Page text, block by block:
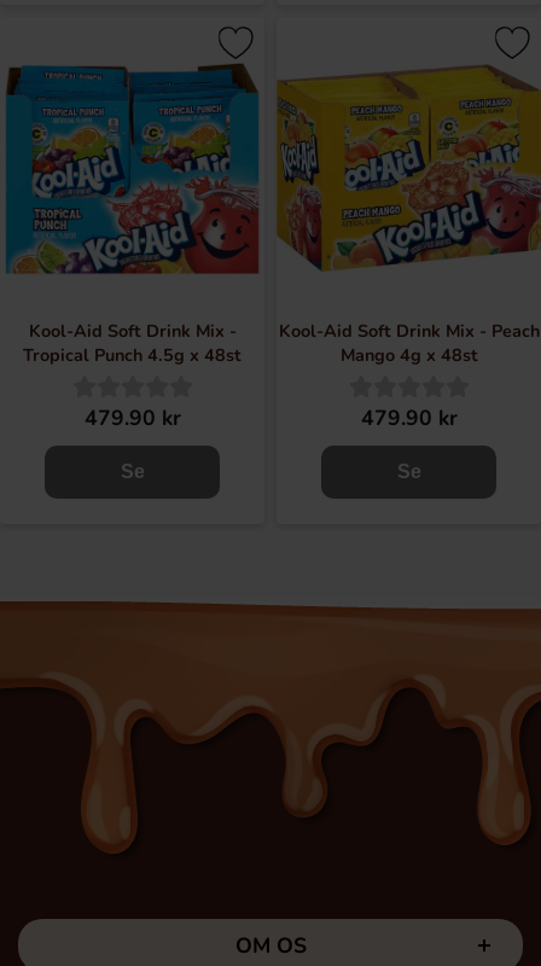
Kool-Aid Soft Drink Mix -
Tropical Punch 4.5g x 48st
479.90 kr
Se
Kool-Aid Soft Drink Mix - Peach
Mango 4g x 48st
479.90 kr
Se
OM OS